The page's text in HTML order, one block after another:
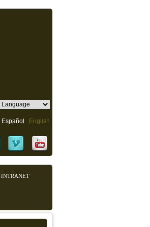
Español English
INTRANET